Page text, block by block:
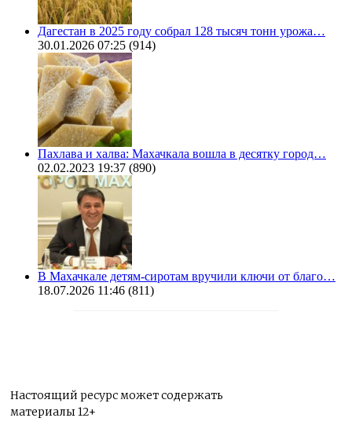
Дагестан в 2025 году собрал 128 тысяч тонн урожа…
30.01.2026 07:25 (914)
Пахлава и халва: Махачкала вошла в десятку город…
02.02.2023 19:37 (890)
В Махачкале детям-сиротам вручили ключи от благо…
18.07.2026 11:46 (811)
Настоящий ресурс может содержать
материалы 12+